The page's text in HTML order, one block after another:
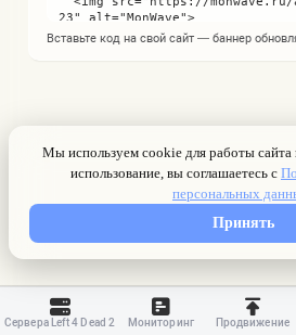
Вставьте код на свой сайт — баннер
Сервера Left 4 Dead 2 Мониторинг Продвижение